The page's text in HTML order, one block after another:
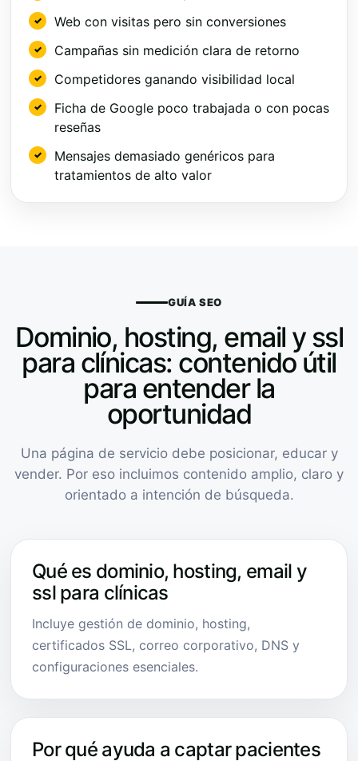
Web con visitas pero sin conversiones
Campañas sin medición clara de retorno
Competidores ganando visibilidad local
Ficha de Google poco trabajada o con pocas
reseñas
Mensajes demasiado genéricos para
tratamientos de alto valor
GUÍA SEO
Dominio, hosting, email y ssl
para clínicas: contenido útil
para entender la
oportunidad
Una página de servicio debe posicionar, educar y
vender. Por eso incluimos contenido amplio, claro y
orientado a intención de búsqueda.
Qué es dominio, hosting, email y
ssl para clínicas
Incluye gestión de dominio, hosting,
certificados SSL, correo corporativo, DNS y
configuraciones esenciales.
Por qué ayuda a captar pacientes